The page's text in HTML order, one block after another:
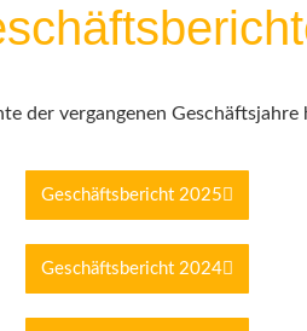
der vergan­genen
Geschäfts­be­richt 2025
Geschäfts­be­richt 2024